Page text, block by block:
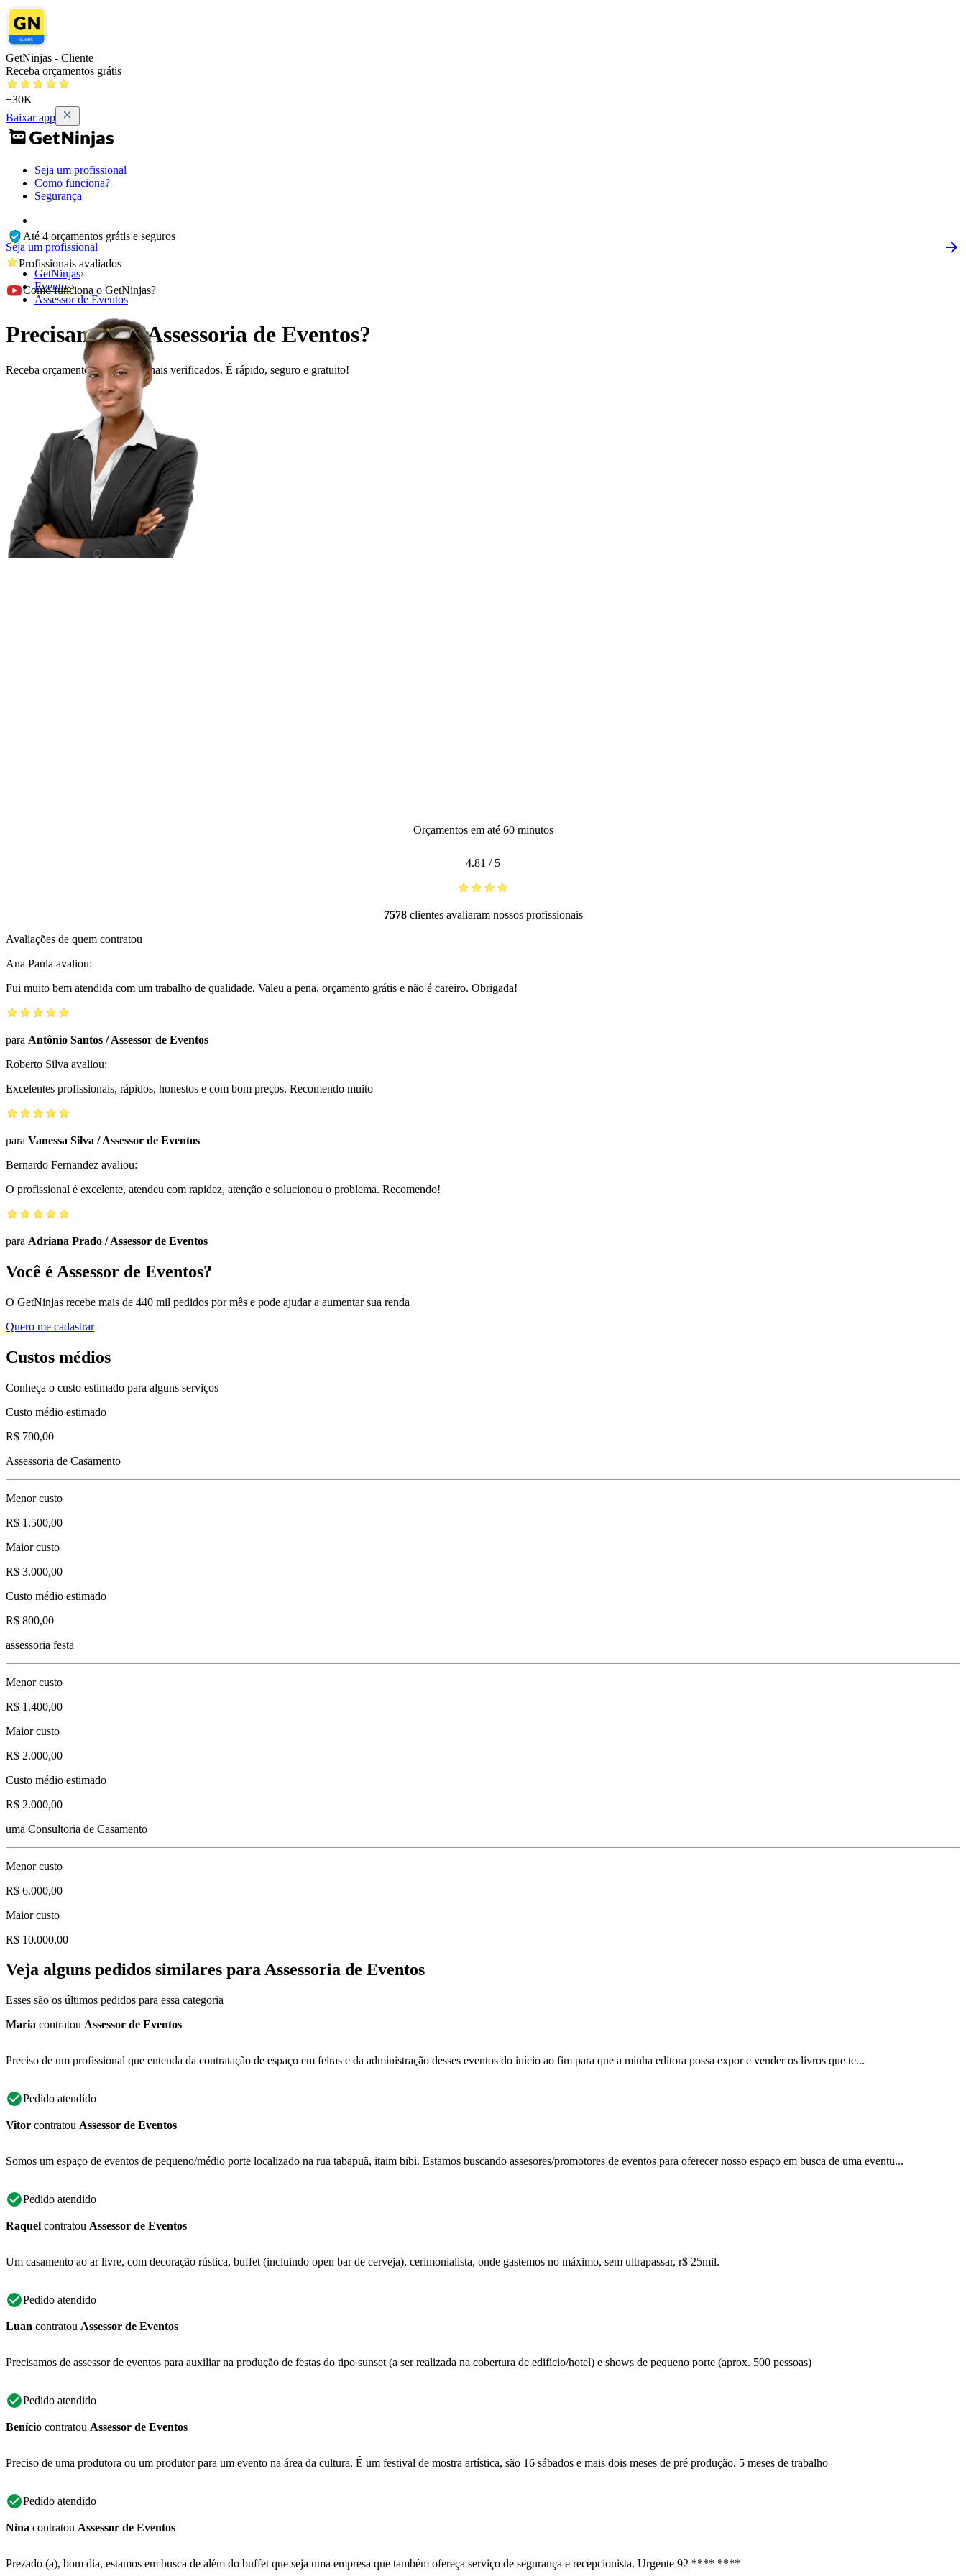
GetNinjas - Cliente
Receba orçamentos grátis
+30K
Baixar app
Seja um profissional
Como funciona?
Segurança
Seja um profissional
GetNinjas›
Eventos›
Assessor de Eventos
Precisando de Assessoria de Eventos?
Receba orçamentos de profissionais verificados. É rápido, seguro e gratuito!
Até 4 orçamentos grátis e seguros
Profissionais avaliados
Como funciona o GetNinjas?
Orçamentos em até 60 minutos
4.81 / 5
7578clientes avaliaram nossos profissionais
Avaliações de quem contratou
Ana Paula avaliou:
Fui muito bem atendida com um trabalho de qualidade. Valeu a pena, orçamento grátis e não é careiro. Obrigada!
para Antônio Santos /Assessor de Eventos
Roberto Silva avaliou:
Excelentes profissionais, rápidos, honestos e com bom preços. Recomendo muito
para Vanessa Silva /Assessor de Eventos
Bernardo Fernandez avaliou:
O profissional é excelente, atendeu com rapidez, atenção e solucionou o problema. Recomendo!
para Adriana Prado /Assessor de Eventos
Você é Assessor de Eventos?
O GetNinjas recebe mais de 440 mil pedidos por mês e pode ajudar a aumentar sua renda
Quero me cadastrar
Custos médios
Conheça o custo estimado para alguns serviços
Custo médio estimado
R$ 700,00
Assessoria de Casamento
Menor custo
R$ 1.500,00
Maior custo
R$ 3.000,00
Custo médio estimado
R$ 800,00
assessoria festa
Menor custo
R$ 1.400,00
Maior custo
R$ 2.000,00
Custo médio estimado
R$ 2.000,00
uma Consultoria de Casamento
Menor custo
R$ 6.000,00
Maior custo
R$ 10.000,00
Veja alguns pedidos similares para Assessoria de Eventos
Esses são os últimos pedidos para essa categoria
Maria contratou Assessor de Eventos
Preciso de um profissional que entenda da contratação de espaço em feiras e da administração desses eventos do início ao fim para que a minha editora possa expor e vender os livros que te...
Pedido atendido
Vitor contratou Assessor de Eventos
Somos um espaço de eventos de pequeno/médio porte localizado na rua tabapuã, itaim bibi. Estamos buscando assesores/promotores de eventos para oferecer nosso espaço em busca de uma eventu...
Pedido atendido
Raquel contratou Assessor de Eventos
Um casamento ao ar livre, com decoração rústica, buffet (incluindo open bar de cerveja), cerimonialista, onde gastemos no máximo, sem ultrapassar, r$ 25mil.
Pedido atendido
Luan contratou Assessor de Eventos
Precisamos de assessor de eventos para auxiliar na produção de festas do tipo sunset (a ser realizada na cobertura de edifício/hotel) e shows de pequeno porte (aprox. 500 pessoas)
Pedido atendido
Benício contratou Assessor de Eventos
Preciso de uma produtora ou um produtor para um evento na área da cultura. É um festival de mostra artística, são 16 sábados e mais dois meses de pré produção. 5 meses de trabalho
Pedido atendido
Nina contratou Assessor de Eventos
Prezado (a), bom dia, estamos em busca de além do buffet que seja uma empresa que também ofereça serviço de segurança e recepcionista. Urgente 92 **** ****